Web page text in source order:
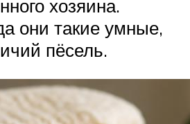
хозяина.
они такие умные,
пёсель.